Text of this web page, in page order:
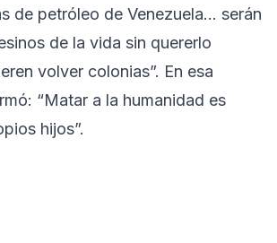
de petróleo de Venezuela… serán
de la vida sin quererlo
volver colonias”. En esa
“Matar a la humanidad es
hijos”.